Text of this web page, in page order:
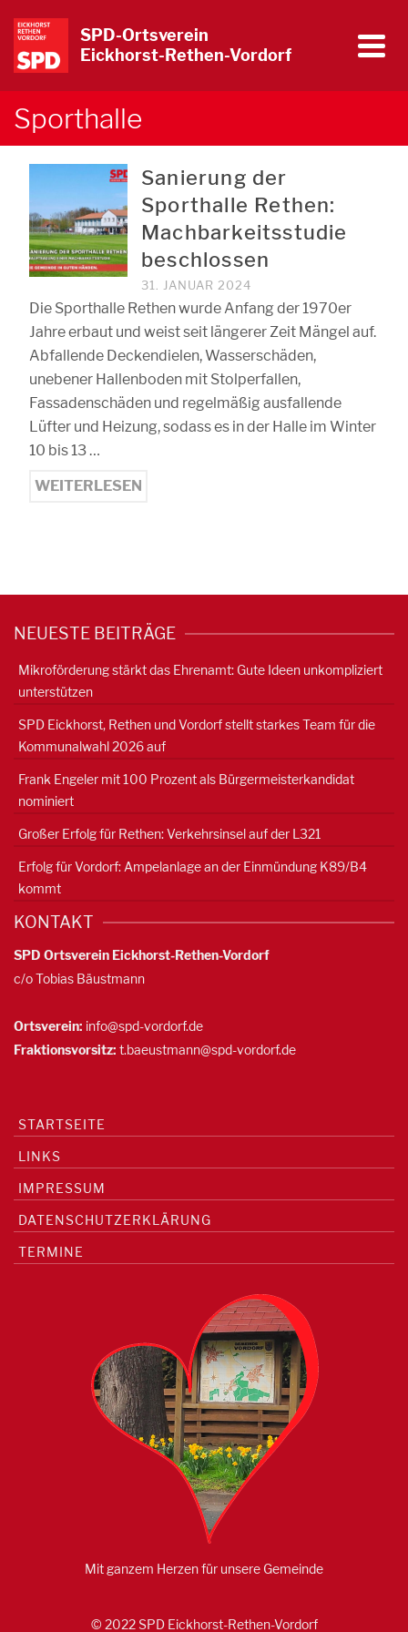
SPD-Ortsverein
Eickhorst-Rethen-Vordorf
Sporthalle
Sanierung der
Sporthalle Rethen:
Machbarkeitsstudie
beschlossen
31. JANUAR 2024
Die Sporthalle Rethen wurde Anfang der 1970er
Jahre erbaut und weist seit längerer Zeit Mängel auf.
Abfallende Deckendielen, Wasserschäden,
unebener Hallenboden mit Stolperfallen,
Fassadenschäden und regelmäßig ausfallende
Lüfter und Heizung, sodass es in der Halle im Winter
10 bis 13 …
WEITERLESEN
NEUESTE BEITRÄGE
Mikroförderung stärkt das Ehrenamt: Gute Ideen unkompliziert
unterstützen
SPD Eickhorst, Rethen und Vordorf stellt starkes Team für die
Kommunalwahl 2026 auf
Frank Engeler mit 100 Prozent als Bürgermeisterkandidat
nominiert
Großer Erfolg für Rethen: Verkehrsinsel auf der L321
Erfolg für Vordorf: Ampelanlage an der Einmündung K89/B4
kommt
KONTAKT
SPD Ortsverein Eickhorst-Rethen-Vordorf
c/o Tobias Bäustmann
Ortsverein: info@spd-vordorf.de
Fraktionsvorsitz: t.baeustmann@spd-vordorf.de
STARTSEITE
LINKS
IMPRESSUM
DATENSCHUTZERKLÄRUNG
TERMINE
Mit ganzem Herzen für unsere Gemeinde
© 2022 SPD Eickhorst-Rethen-Vordorf